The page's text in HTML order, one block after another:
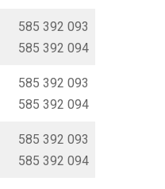
585 392 093
585 392 094
585 392 093
585 392 094
585 392 093
585 392 094